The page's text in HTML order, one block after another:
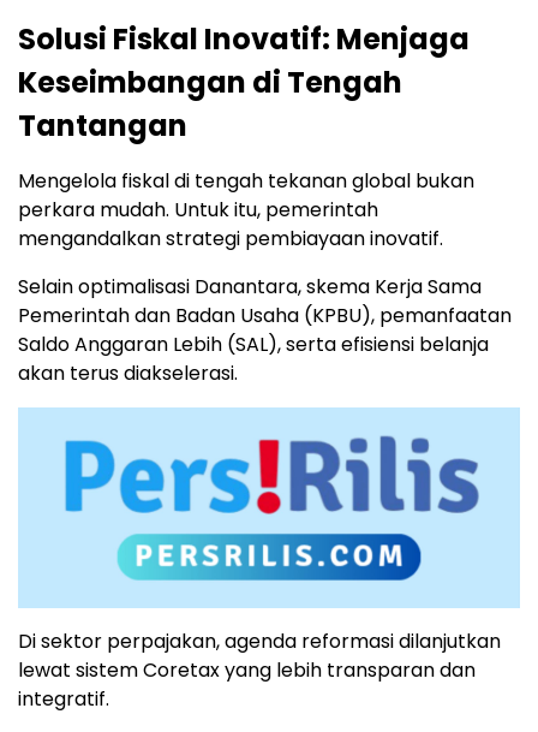
Solusi Fiskal Inovatif: Menjaga
Keseimbangan di Tengah
Tantangan
Mengelola fiskal di tengah tekanan global bukan
perkara mudah. Untuk itu, pemerintah
mengandalkan strategi pembiayaan inovatif.
Selain optimalisasi Danantara, skema Kerja Sama
Pemerintah dan Badan Usaha (KPBU), pemanfaatan
Saldo Anggaran Lebih (SAL), serta efisiensi belanja
akan terus diakselerasi.
Di sektor perpajakan, agenda reformasi dilanjutkan
lewat sistem Coretax yang lebih transparan dan
integratif.